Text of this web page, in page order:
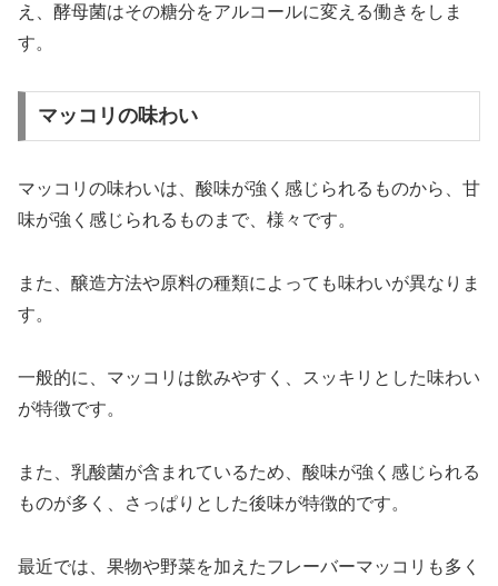
え、酵母菌はその糖分をアルコールに変える働きをしま
す。
マッコリの味わい
マッコリの味わいは、酸味が強く感じられるものから、甘
味が強く感じられるものまで、様々です。
また、醸造方法や原料の種類によっても味わいが異なりま
す。
一般的に、マッコリは飲みやすく、スッキリとした味わい
が特徴です。
また、乳酸菌が含まれているため、酸味が強く感じられる
ものが多く、さっぱりとした後味が特徴的です。
最近では、果物や野菜を加えたフレーバーマッコリも多く